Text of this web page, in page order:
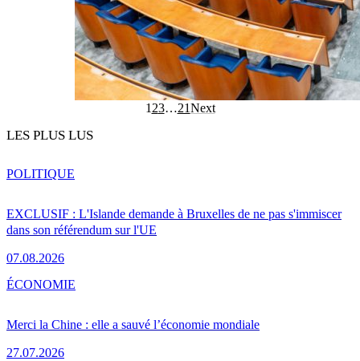
1 23…21Next
LES PLUS LUS
EXCLUSIF : L'Islande demande à Bruxelles de ne pas s'immiscer
dans son référendum sur l'UE
07.08.2026
POLITIQUE
Merci la Chine : elle a sauvé l’économie mondiale
27.07.2026
ÉCONOMIE